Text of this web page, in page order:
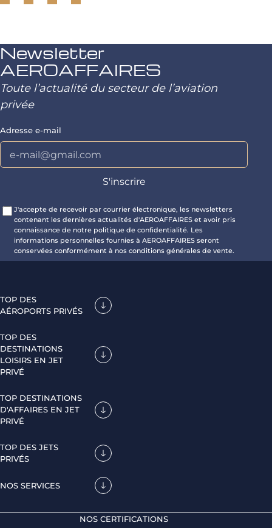
Newsletter
AEROAFFAIRES
Toute l’actualité du secteur de l’aviation
privée
Adresse e-mail
J'accepte de recevoir par courrier électronique, les newsletters
contenant les dernières actualités d'AEROAFFAIRES et avoir pris
connaissance de notre politique de confidentialité. Les
informations personnelles fournies à AEROAFFAIRES seront
conservées conformément à nos conditions générales de vente.
TOP DES
AÉROPORTS PRIVÉS
TOP DES
DESTINATIONS
LOISIRS EN JET
PRIVÉ
TOP DESTINATIONS
D'AFFAIRES EN JET
PRIVÉ
TOP DES JETS
PRIVÉS
NOS SERVICES
NOS CERTIFICATIONS